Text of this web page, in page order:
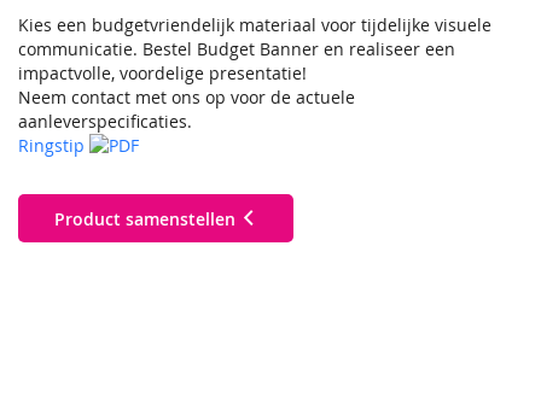
Kies een budgetvriendelijk materiaal voor tijdelijke visuele
communicatie. Bestel Budget Banner en realiseer een
impactvolle, voordelige presentatie!
Neem contact met ons op voor de actuele
aanleverspecificaties.
Ringstip
Product samenstellen